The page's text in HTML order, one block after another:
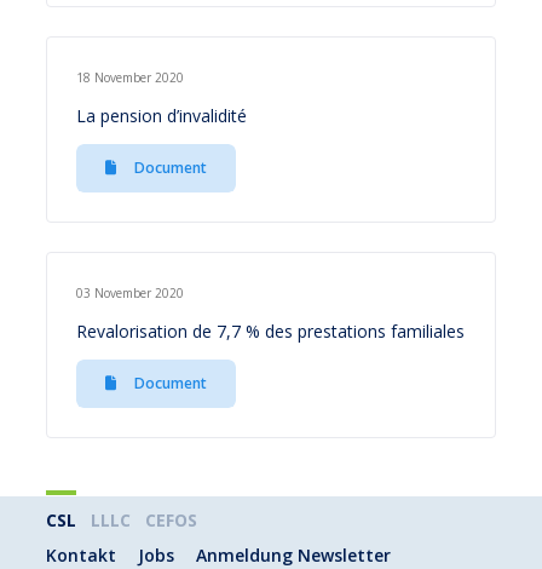
18 November 2020
La pension d’invalidité
Document
03 November 2020
Revalorisation de 7,7 % des prestations familiales
Document
CSL LLLC
CEFOS
Kontakt
Jobs Anmeldung Newsletter